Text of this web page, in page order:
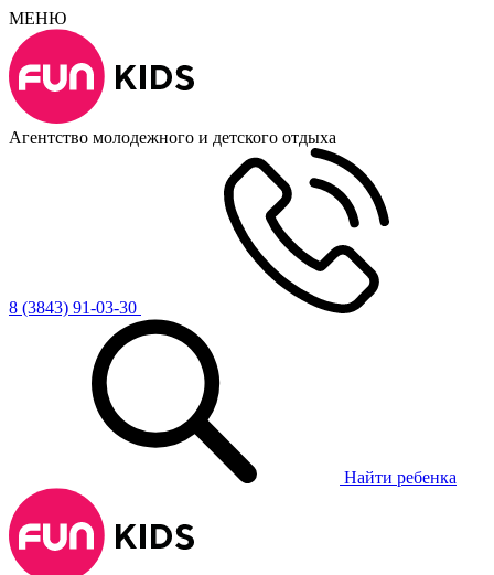
МЕНЮ
Агентство молодежного и детского отдыха
8 (3843) 91-03-30
Найти ребенка